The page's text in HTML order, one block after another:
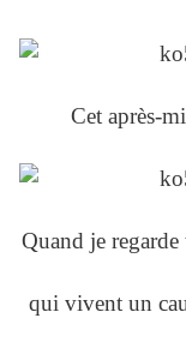
Cet après-
Quand je
qui vivent un